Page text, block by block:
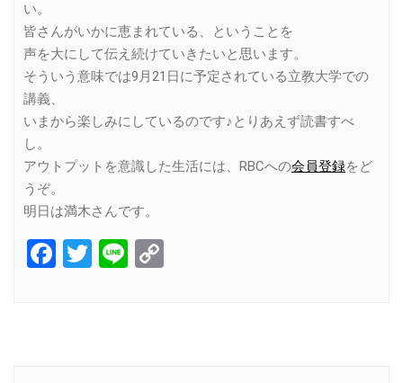
い。
皆さんがいかに恵まれている、ということを
声を大にして伝え続けていきたいと思います。
そういう意味では9月21日に予定されている立教大学での
講義、
いまから楽しみにしているのです♪とりあえず読書すべ
し。
アウトプットを意識した生活には、RBCへの会員登録をど
うぞ。
明日は満木さんです。
Facebook
Twitter
Line